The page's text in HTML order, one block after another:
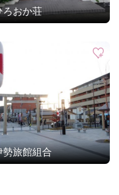
ろおか荘
勢旅館組合